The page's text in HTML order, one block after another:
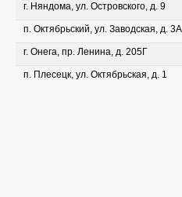
г. Няндома, ул. Островского, д. 9
п. Октябрьский, ул. Заводская, д. 3А
г. Онега, пр. Ленина, д. 205Г
п. Плесецк, ул. Октябрьская, д. 1